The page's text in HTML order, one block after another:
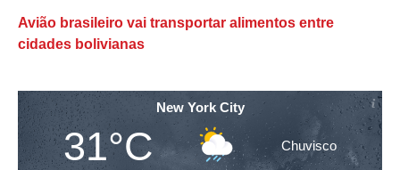
Avião brasileiro vai transportar alimentos entre
cidades bolivianas
New York City
31°C Chuvisco